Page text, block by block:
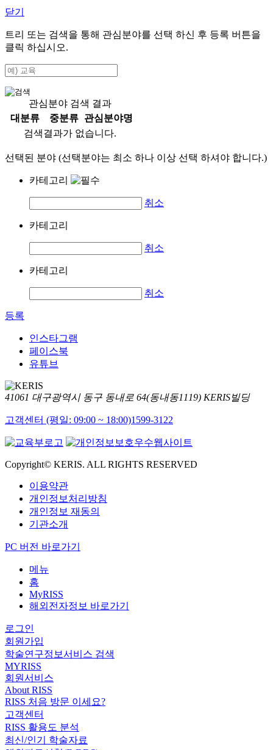
닫기
트리 또는 검색을 통해 관심분야를 선택 하신 후 등록 버튼을
클릭 하십시오.
관심분야 검색 결과
대분류
중분류
관심분야명
검색결과가 없습니다.
선택된 분야 (선택분야는 최소 하나 이상 선택 하셔야 합니다.)
카테고리
취소
카테고리
취소
카테고리
취소
등록
인스타그램
페이스북
유튜브
41061 대구광역시 동구 동내로 64(동내동1119) KERIS빌딩
고객센터 (평일: 09:00 ~ 18:00)1599-3122
Copyright© KERIS. ALL RIGHTS RESERVED
이용약관
개인정보처리방침
개인정보 재동의
기관소개
PC 버전 바로가기
메뉴
홈
MyRISS
해외전자정보 바로가기
로그인
회원가입
학술연구정보서비스 검색
MYRISS
회원서비스
About RISS
RISS 처음 방문 이세요?
고객센터
RISS 활용도 분석
최신/인기 학술자료